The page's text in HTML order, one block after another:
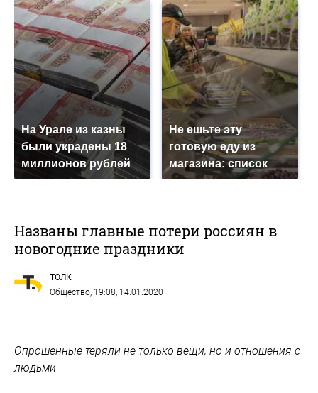
На Урале из казны
были украдены 18
миллионов рублей
Не ешьте эту
готовую еду из
магазина: список
Названы главные потери россиян в
новогодние праздники
ТОЛК
Общество, 19:08, 14.01.2020
Опрошенные теряли не только вещи, но и отношения с
людьми